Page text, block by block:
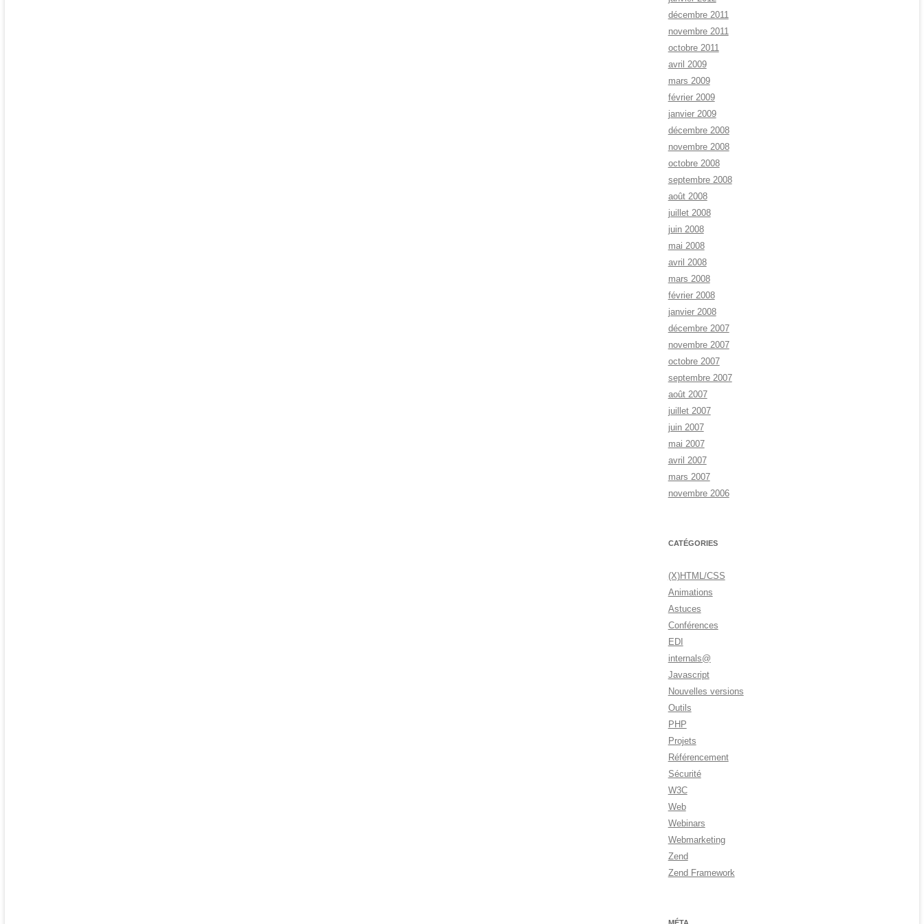
décembre 2011
novembre 2011
octobre 2011
avril 2009
mars 2009
février 2009
janvier 2009
décembre 2008
novembre 2008
octobre 2008
septembre 2008
août 2008
juillet 2008
juin 2008
mai 2008
avril 2008
mars 2008
février 2008
janvier 2008
décembre 2007
novembre 2007
octobre 2007
septembre 2007
août 2007
juillet 2007
juin 2007
mai 2007
avril 2007
mars 2007
novembre 2006
CATÉGORIES
(X)HTML/CSS
Animations
Astuces
Conférences
EDI
internals@
Javascript
Nouvelles versions
Outils
PHP
Projets
Référencement
Sécurité
W3C
Web
Webinars
Webmarketing
Zend
Zend Framework